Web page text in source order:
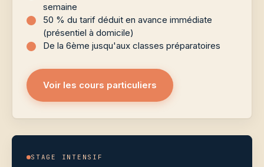
semaine
50 % du tarif déduit en avance immédiate
(présentiel à domicile)
De la 6ème jusqu'aux classes préparatoires
Voir les cours particuliers
STAGE INTENSIF